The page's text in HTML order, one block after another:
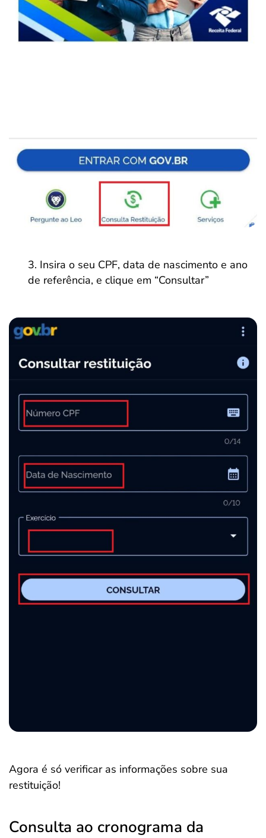
Insira o seu CPF, data de nascimento e ano
de referência, e clique em “Consultar”
Agora é só verificar as informações sobre sua
restituição!
Consulta ao cronograma da